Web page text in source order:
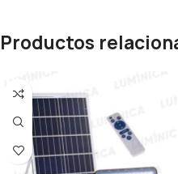
Productos